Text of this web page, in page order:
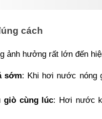
cách
ảnh hưởng rất lớn đến
sớm: Khi hơi nước nóng
giò cùng lúc: Hơi nước